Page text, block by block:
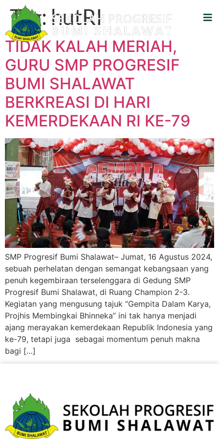
Tag: hutRI
TIDAK KALAH MERIAH,
GURU SMP PROGRESIF
BUMI SHALAWAT
BERKREASI DI HARI
KEMERDEKAAN RI KE-79
SMP Progresif Bumi Shalawat– Jumat, 16 Agustus 2024,
sebuah perhelatan dengan semangat kebangsaan yang
penuh kegembiraan terselenggara di Gedung SMP
Progresif Bumi Shalawat, di Ruang Champion 2-3.
Kegiatan yang mengusung tajuk “Gempita Dalam Karya,
Projhis Membingkai Bhinneka” ini tak hanya menjadi
ajang merayakan kemerdekaan Republik Indonesia yang
ke-79, tetapi juga sebagai momentum penuh makna
bagi […]